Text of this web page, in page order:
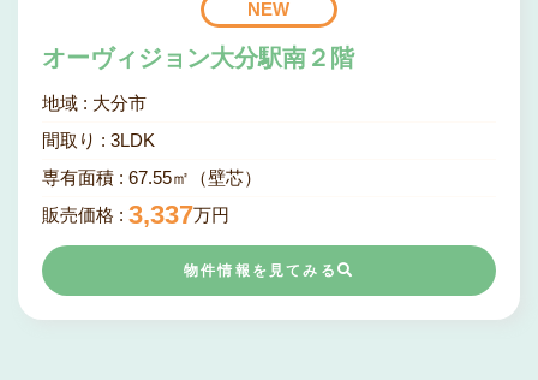
NEW
オーヴィジョン大分駅南２階
地域 : 大分市
間取り : 3LDK
専有面積 : 67.55㎡（壁芯）
販売価格 : 3,337万円
物件情報を見てみる